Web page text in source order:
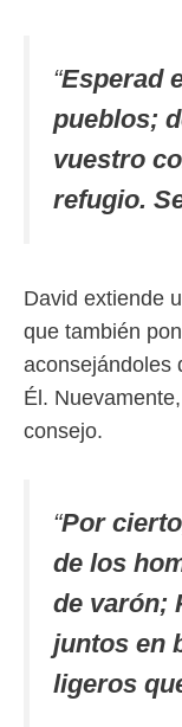
“Esperad
pueblos;
vuestro
refugio.
David extiende
que también
aconsejándoles
Él. Nuevamente,
consejo.
“Por
de los
de varón;
juntos en
ligeros